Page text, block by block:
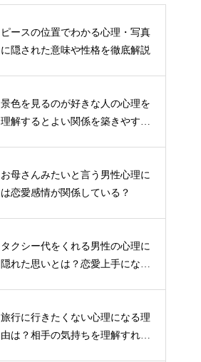
ピースの位置でわかる心理・写真
に隠された意味や性格を徹底解説
景色を見るのが好きな人の心理を
理解するとよい関係を築きやす
お母さんみたいと言う男性心理に
は恋愛感情が関係している？
タクシー代をくれる男性の心理に
隠れた思いとは？恋愛上手になる
旅行に行きたくない心理になる理
由は？相手の気持ちを理解すれば